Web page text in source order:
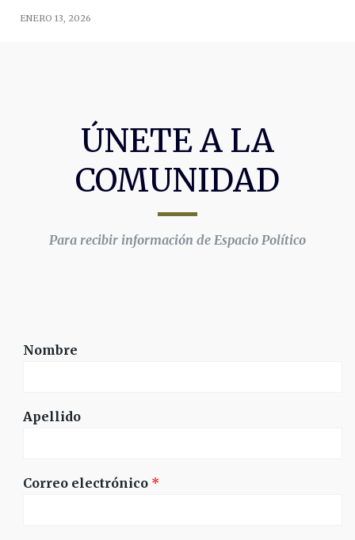
ENERO 13, 2026
ÚNETE A LA
COMUNIDAD
Para recibir información de Espacio Político
Nombre
Apellido
Correo electrónico *